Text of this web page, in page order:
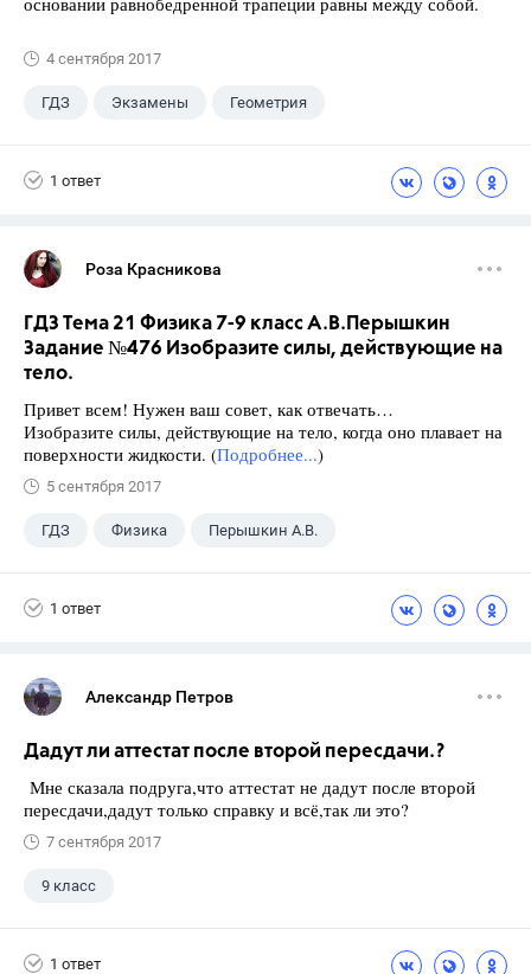
4 сентября 2017
ГДЗ Экзамены Геометрия
1 ответ
Роза Красникова
ГДЗ Тема 21 Физика 7-9 класс А.В.Перышкин
Задание №476 Изобразите силы, действующие на
тело.
Привет всем! Нужен ваш совет, как отвечать…
Изобразите силы, действующие на тело, когда оно плавает на
поверхности жидкости. (Подробнее...)
5 сентября 2017
ГДЗ Физика Перышкин А.В.
1 ответ
Александр Петров
Дадут ли аттестат после второй пересдачи.?
Мне сказала подруга,что аттестат не дадут после второй
пересдачи,дадут только справку и всё,так ли это?
7 сентября 2017
9 класс
1 ответ